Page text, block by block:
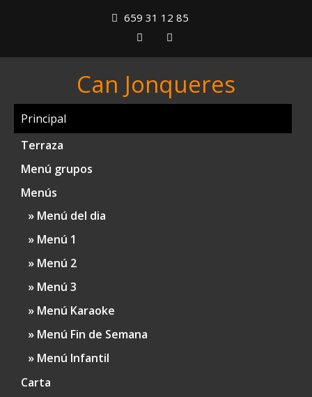
659 31 12 85
Can Jonqueres
Principal
Terraza
Menú grupos
Menús
Menú del dia
Menú 1
Menú 2
Menú 3
Menú Karaoke
Menú Fin de Semana
Menú Infantil
Carta